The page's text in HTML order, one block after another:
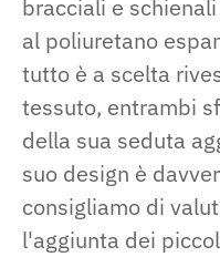
bracciali e
al poliuretano
tutto è a scelta
tessuto, entrambi
della sua seduta
suo design è
consigliamo di
l'aggiunta dei